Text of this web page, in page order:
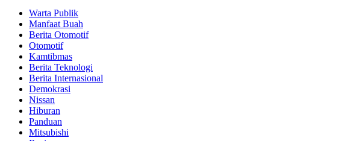
Warta Publik
Manfaat Buah
Berita Otomotif
Otomotif
Kamtibmas
Berita Teknologi
Berita Internasional
Demokrasi
Nissan
Hiburan
Panduan
Mitsubishi